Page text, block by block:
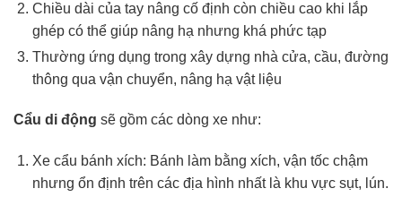
Chiều dài của tay nâng cố định còn chiều cao khi lắp
ghép có thể giúp nâng hạ nhưng khá phức tạp
Thường ứng dụng trong xây dựng nhà cửa, cầu, đường
thông qua vận chuyển, nâng hạ vật liệu
Cẩu di động sẽ gồm các dòng xe như:
Xe cẩu bánh xích: Bánh làm bằng xích, vận tốc chậm
nhưng ổn định trên các địa hình nhất là khu vực sụt, lún.